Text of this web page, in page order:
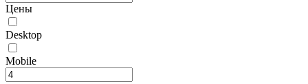
Цены
Desktop
Mobile